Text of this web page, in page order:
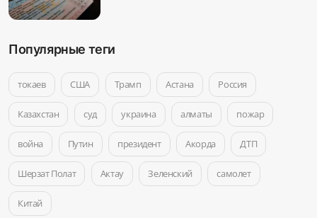
Популярные теги
токаев США Трамп Астана Россия
Казахстан суд украина алматы пожар
война Путин президент Акорда ДТП
Шерзат Полат Актау Зеленский самолет
Китай